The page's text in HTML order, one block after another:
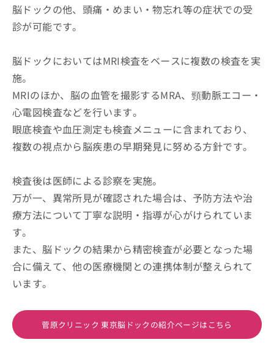
脳ドックの他、頭痛・めまい・物忘れ等の症状での受
診が可能です。
脳ドックにおいてはMRI検査をベースに複数の検査を実
施。
MRIのほか、脳の血管を撮影するMRA、頸動脈エコー・
心電図検査などを行います。
眼底検査や血圧測定も検査メニューに含まれており、
複数の視点から脳疾患の早期発見に努める方針です。
検査後は医師による診察を実施。
万が一、異常所見が確認された場合は、予防方法や治
療方法について丁寧な説明・指導が心がけられていま
す。
また、脳ドックの結果から精密検査が必要となった場
合に備えて、他の医療機関との連携体制が整えられて
います。
菅原クリニック 東京脳ドックの紹介ページはこちら